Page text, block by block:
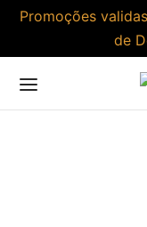
Promoções
de